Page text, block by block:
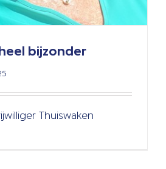
heel bijzonder
Thuiswaken
in de thuiszorg
ik vrijwilliger
Hospice Verhalen